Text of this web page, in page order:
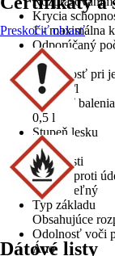
Krycia
1 - maximálna
Odporúčaný
3
Výdatnosť pri
3,75 m²/l
Veľkosť balenia
0,5 l
Stupeň lesku
Matná
Vlastnosti
Odolné proti
Umývateľný
Typ základu
Obsahujúce
Odolnosť voči
Áno
Preskočiť oblasť
Dátové listy